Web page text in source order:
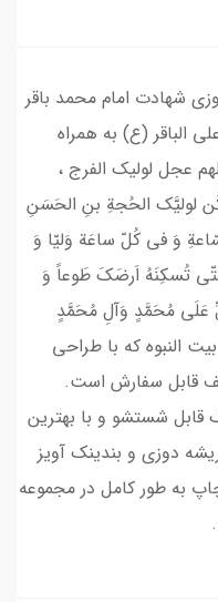
شهادت امام محمد باقر
الباقر (ع) به همراه
عجل لولیک الفرج ،
لولیَّک الحُجةِ بنِ الحَسَنِ
وَ فی کُلّ ساعَة وَلیّا وَ
حَتّی تُسکِنَهُ اَرضَکَ طَوعاً وَ
عَلَی مُحَمَّدٍ وَآلِ مُحَمَّدٍ
النبوه که با طراحی
قابل سفارش است.
قابل شستشو و با بهترین
دوزی و بندینک آویز
به طور کامل در مجموعه